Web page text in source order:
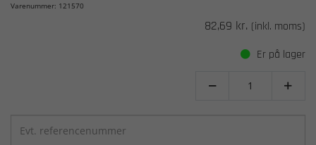
Varenummer: 121570
82,69 kr. (inkl. moms)
Er på lager
 